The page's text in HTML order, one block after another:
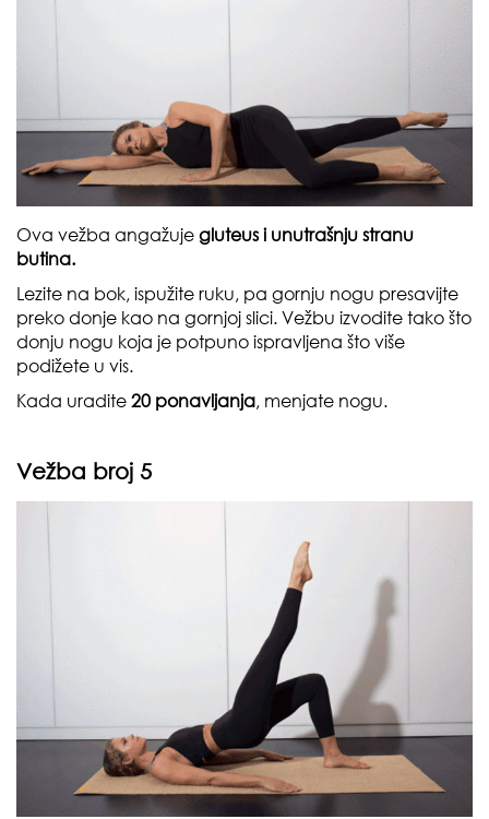
Ova vežba angažuje gluteus i unutrašnju stranu
butina.
Lezite na bok, ispužite ruku, pa gornju nogu presavijte
preko donje kao na gornjoj slici. Vežbu izvodite tako što
donju nogu koja je potpuno ispravljena što više
podižete u vis.
Kada uradite 20 ponavljanja, menjate nogu.
Vežba broj 5